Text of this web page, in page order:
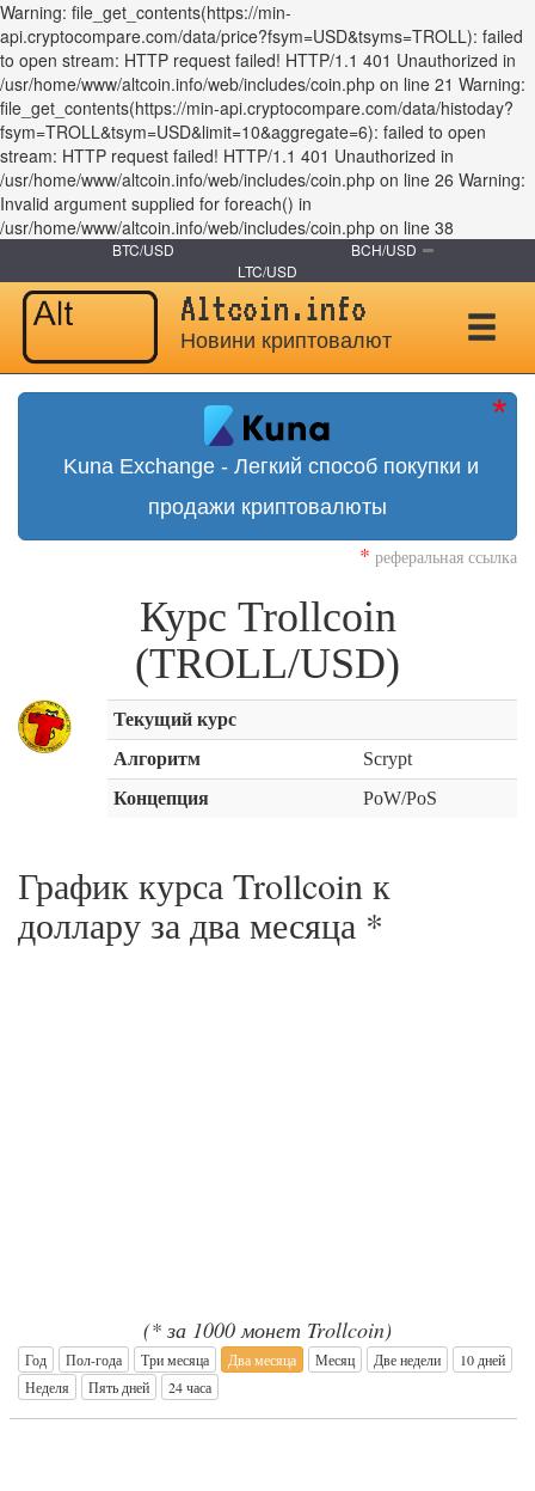
Warning: file_get_contents(https://min-
api.cryptocompare.com/data/price?fsym=USD&tsyms=TROLL): failed
to open stream: HTTP request failed! HTTP/1.1 401 Unauthorized in
/usr/home/www/altcoin.info/web/includes/coin.php on line 21 Warning:
file_get_contents(https://min-api.cryptocompare.com/data/histoday?
fsym=TROLL&tsym=USD&limit=10&aggregate=6): failed to open
stream: HTTP request failed! HTTP/1.1 401 Unauthorized in
/usr/home/www/altcoin.info/web/includes/coin.php on line 26 Warning:
Invalid argument supplied for foreach() in
/usr/home/www/altcoin.info/web/includes/coin.php on line 38
BTC/USD
BCH/USD
LTC/USD
Altcoin.info
Новини криптовалют
Kuna Exchange - Легкий способ покупки и
продажи криптовалюты
* реферальная ссылка
Курс Trollcoin
(TROLL/USD)
Текущий курс
Алгоритм
Scrypt
Концепция
PoW/PoS
График курса Trollcoin к
доллару за два месяца *
(* за 1000 монет Trollcoin)
Год Пол-года Три месяца Два месяца Месяц Две недели
10 дней
Неделя
Пять дней 24 часа